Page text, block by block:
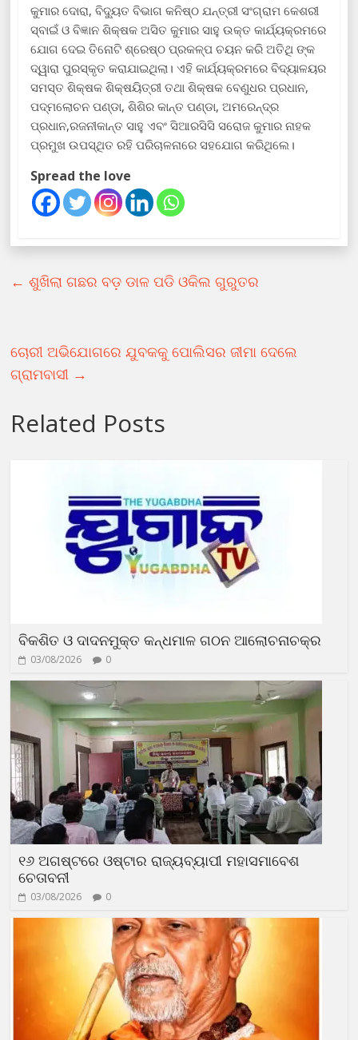
କୁମାର ଦୋରା, ବିଦ୍ୟୁତ ବିଭାଗ କନିଷ୍ଠ ଯନ୍ତ୍ରୀ ସଂଗ୍ରାମ କେଶରୀ
ସ୍ବାଇଁ ଓ ବିଜ୍ଞାନ ଶିକ୍ଷକ ଅସିତ କୁମାର ସାହୁ ଉକ୍ତ କାର୍ଯ୍ୟକ୍ରମରେ
ଯୋଗ ଦେଇ ତିନୋଟି ଶ୍ରେଷ୍ଠ ପ୍ରକଳ୍ପ ଚୟନ କରି ଅତିଥି ଙ୍କ
ଦ୍ୱାରା ପୁରସ୍କୃତ କରାଯାଇଥିଲା। ଏହି କାର୍ଯ୍ୟକ୍ରମରେ ବିଦ୍ୟାଳୟର
ସମସ୍ତ ଶିକ୍ଷକ ଶିକ୍ଷୟିତ୍ରୀ ତ‌ଥା ଶିକ୍ଷକ ବେଣୁଧର ପ୍ରଧାନ,
ପଦ୍ମଲୋଚନ ପଣ୍ଡା, ଶିଶିର କାନ୍ତ ପଣ୍ଡା, ଅମରେନ୍ଦ୍ର
ପ୍ରଧାନ,ରଜନୀକାନ୍ତ ସାହୁ ଏବଂ ସିଆରସିସି ସରୋଜ କୁମାର ନାହକ
ପ୍ରମୁଖ ଉପସ୍ଥିତ ରହି ପରିଚାଳନାରେ ସହଯୋଗ କରିଥିଲେ।
Spread the love
← ଶୁଖିଲା ଗଛର ବଡ଼ ଡାଳ ପଡି ଓକିଲ ଗୁରୁତର
ଚୋରୀ ଅଭିଯୋଗରେ ଯୁବକକୁ ପୋଲିସର ଜୀମା ଦେଲେ
ଗ୍ରାମବାସୀ →
Related Posts
ବିକଶିତ ଓ ଦାଦନମୁକ୍ତ କନ୍ଧମାଳ ଗଠନ ଆଲୋଚନାଚକ୍ର
03/08/2026 0
୧୬ ଅଗଷ୍ଟରେ ଓଷ୍ଟାର ରାଜ୍ୟବ୍ୟାପୀ ମହାସମାବେଶ
ଚେତାବନୀ
03/08/2026 0